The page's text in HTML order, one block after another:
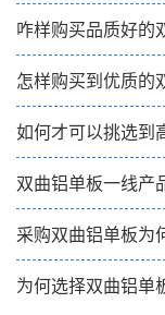
咋样购买品质好的
怎样购买到优质的
如何才可以挑选到
采购双曲铝单板为
为何选择双曲铝单